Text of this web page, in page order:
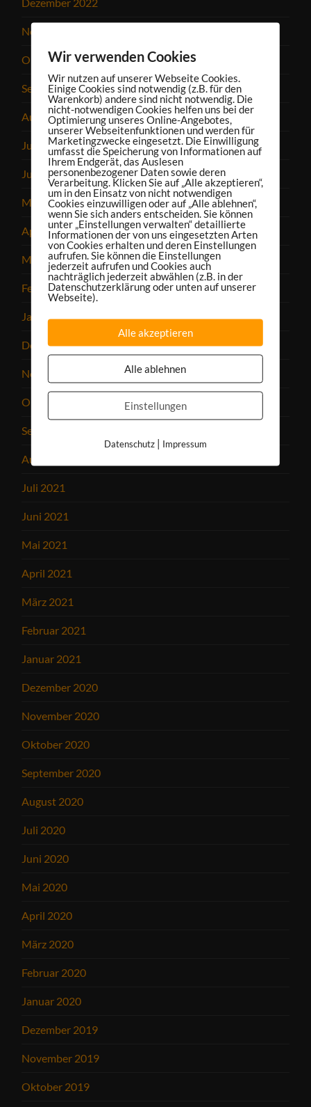
November 2022
Oktober 2022
September 2022
August 2022
Juli 2022
Juni 2022
Mai 2022
April 2022
März 2022
Februar 2022
Januar 2022
Dezember 2021
November 2021
Oktober 2021
September 2021
August 2021
Juli 2021
Juni 2021
Mai 2021
April 2021
März 2021
Februar 2021
Januar 2021
Dezember 2020
November 2020
Oktober 2020
September 2020
August 2020
Juli 2020
Juni 2020
Mai 2020
April 2020
März 2020
Februar 2020
Januar 2020
Dezember 2019
November 2019
Oktober 2019
Wir verwenden Cookies
Wir nutzen auf unserer Webseite Cookies.
Einige Cookies sind notwendig (z.B. für den
Warenkorb) andere sind nicht notwendig. Die
nicht-notwendigen Cookies helfen uns bei der
Optimierung unseres Online-Angebotes,
unserer Webseitenfunktionen und werden für
Marketingzwecke eingesetzt. Die Einwilligung
umfasst die Speicherung von Informationen auf
Ihrem Endgerät, das Auslesen
personenbezogener Daten sowie deren
Verarbeitung. Klicken Sie auf „Alle akzeptieren“,
um in den Einsatz von nicht notwendigen
Cookies einzuwilligen oder auf „Alle ablehnen“,
wenn Sie sich anders entscheiden. Sie können
unter „Einstellungen verwalten“ detaillierte
Informationen der von uns eingesetzten Arten
von Cookies erhalten und deren Einstellungen
aufrufen. Sie können die Einstellungen
jederzeit aufrufen und Cookies auch
nachträglich jederzeit abwählen (z.B. in der
Datenschutzerklärung oder unten auf unserer
Webseite).
Alle akzeptieren
Alle ablehnen
Einstellungen
Datenschutz| Impressum